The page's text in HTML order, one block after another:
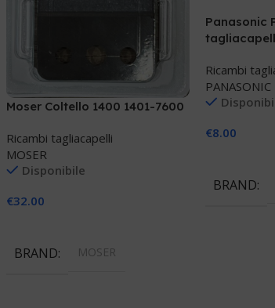
Moser Coltello 1400 1401-7600
Ricambi tagliacapelli
MOSER
Disponibile
€32.00
BRAND MOSER
Panasonic
Ricambi
PANASONIC
€8.00
BRAND